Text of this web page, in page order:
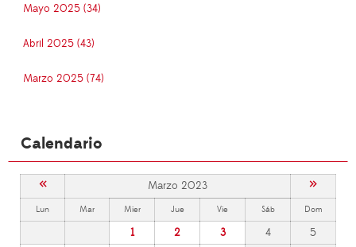
Mayo 2025 (34)
Abril 2025 (43)
Marzo 2025 (74)
Calendario
« Marzo 2023 »
Lun Mar Mier Jue Vie Sáb Dom
1 2 3 4
5